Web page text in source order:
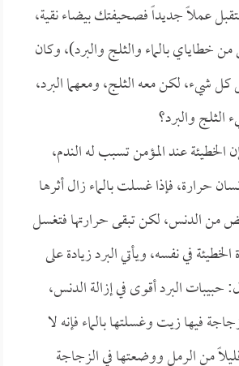
عملاً جديداً فصحيفتك بيضاء نقية،
خطاياي بالماء والثلج والبرد)، وكان
شيء، لكن معه الثلج، ومعهما البرد،
والبرد؟
عند المؤمن تسبب له الندم،
حرارة، فإذا غسلت بالماء زال أثرها
من الدنس، لكن تبقى حرارتها فتغسل
في نفسه، ويأتي البرد زيادة على
البرد أقوى في إزالة الدنس،
فيها زيت وغسلتها بالماء فإنه لا
من الرمل ووضعتها في الزجاجة